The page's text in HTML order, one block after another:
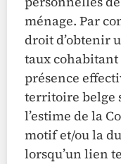
ménage. Par
droit d’obtenir
taux cohabitant
présence
territoire belge
l’estime de la
motif et/ou la
lorsqu’un lien